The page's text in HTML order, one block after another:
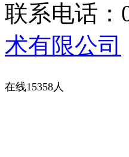
联系电话：
术有限公司
在线15358人